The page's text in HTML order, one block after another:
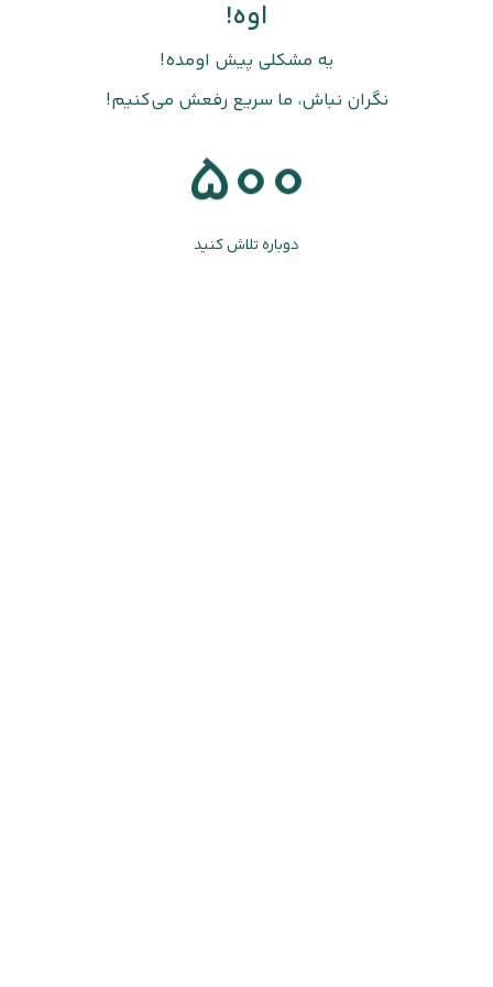
اوه!
یه مشکلی پیش اومده!
نگران نباش، ما سریع رفعش می‌کنیم!
500
دوباره تلاش کنید